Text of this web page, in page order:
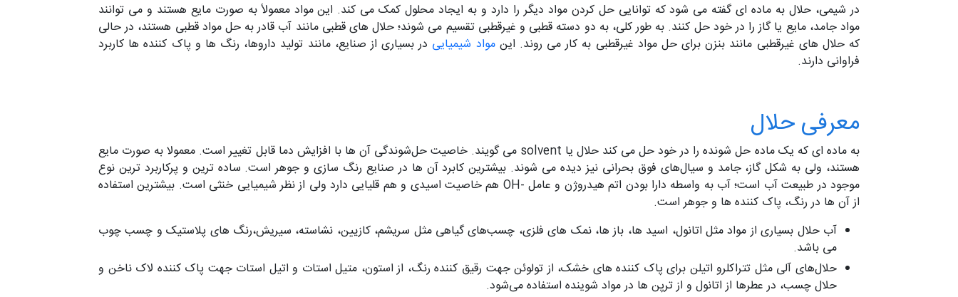
در شیمی، حلال به ماده ای گفته می شود که توانایی حل کردن مواد دیگر را دارد و به ایجاد محلول کمک می کند. این مواد معمولاً به صورت مایع هستند و می توانند
مواد جامد، مایع یا گاز را در خود حل کنند. به طور کلی، به دو دسته قطبی و غیرقطبی تقسیم می شوند؛ حلال های قطبی مانند آب قادر به حل مواد قطبی هستند، در حالی
که حلال های غیرقطبی مانند بنزن برای حل مواد غیرقطبی به کار می روند. اینمواد شیمیایی در بسیاری از صنایع، مانند تولید داروها، رنگ ها و پاک کننده ها کاربرد
فراوانی دارند.
معرفی حلال
به ماده ای که یک ماده حل شونده را در خود حل می کند حلال یا solvent می گويند. خاصیت حل‌شوندگی آن ها با افزایش دما قابل تغییر است. معمولا به صورت مایع
هستند، ولی به شکل گاز، جامد و سیال‌های فوق بحرانی نیز دیده می شوند. بیشترین کابرد آن ها در صنایع رنگ سازی و جوهر است. ساده ترین و پرکاربرد ترین نوع
موجود در طبیعت آب است؛ آب به واسطه دارا بودن اتم هیدروژن و عامل -OH هم خاصیت اسیدی و هم قلیایی دارد ولی از نظر شیمیایی خنثی است. بیشترین استفاده
از آن ها در رنگ، پاک کننده ها و جوهر است.
آب حلال بسیاری از مواد مثل اتانول، اسید ها، باز ها، نمک های فلزی، چسب‌های گیاهی مثل سریشم، کازیین، نشاسته، سیریش،رنگ های پلاستیک و چسب چوب
می باشد.
حلال‌های آلی مثل تتراکلرو اتیلن برای پاک کننده های خشک، از تولوئن جهت رقیق کننده رنگ، از استون، متیل استات و اتیل استات جهت پاک کننده لاک ناخن و
حلال چسب، در عطرها از اتانول و از ترپن ها در مواد شوینده استفاده می‌شود.